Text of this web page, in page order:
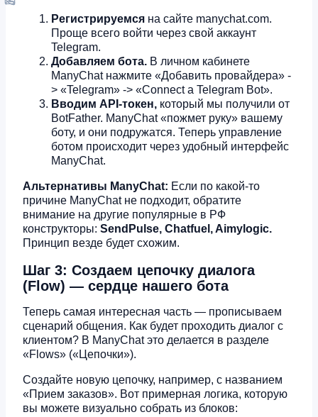
Регистрируемся на сайте manychat.com.
Проще всего войти через свой аккаунт
Telegram.
Добавляем бота. В личном кабинете
ManyChat нажмите «Добавить провайдера» -
> «Telegram» -> «Connect a Telegram Bot».
Вводим API-токен, который мы получили от
BotFather. ManyChat «пожмет руку» вашему
боту, и они подружатся. Теперь управление
ботом происходит через удобный интерфейс
ManyChat.
Альтернативы ManyChat: Если по какой-то
причине ManyChat не подходит, обратите
внимание на другие популярные в РФ
конструкторы: SendPulse, Chatfuel, Aimylogic.
Принцип везде будет схожим.
Шаг 3: Создаем цепочку диалога
(Flow) — сердце нашего бота
Теперь самая интересная часть — прописываем
сценарий общения. Как будет проходить диалог с
клиентом? В ManyChat это делается в разделе
«Flows» («Цепочки»).
Создайте новую цепочку, например, с названием
«Прием заказов». Вот примерная логика, которую
вы можете визуально собрать из блоков: